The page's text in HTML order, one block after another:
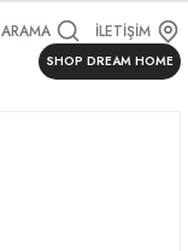
ARAMA İLETİŞİM
SHOP DREAM HOME